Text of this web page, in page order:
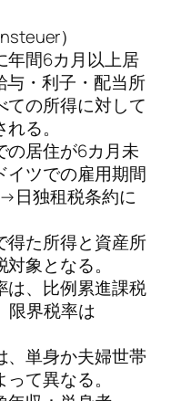
）
年間6カ月以上居
・利子・配当所
ての所得に対して
る。
の居住が6カ月未
イツでの雇用期間
日独租税条約に
得た所得と資産所
象となる。
は、比例累進課税
限界税率は
、単身か夫婦世帯
て異なる。